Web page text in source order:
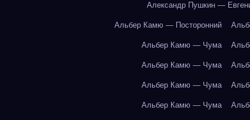
Александр Пушкин —
Альбер Камю — Посторонний
Альбер Камю — Чума
Альбер Камю — Чума
Альбер Камю — Чума
Альбер Камю — Чума